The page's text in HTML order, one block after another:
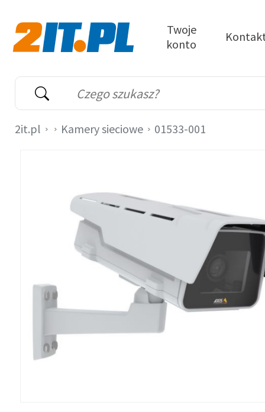
Wyszukiwarka
Słowo kluczowe
Twoje
konto
2it.pl Kamery sieciowe 01533-001